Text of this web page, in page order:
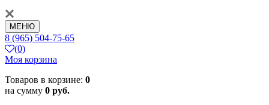
МЕНЮ
8 (965) 504-75-65
(0)
Моя корзина
Товаров в корзине: 0
на сумму 0 руб.